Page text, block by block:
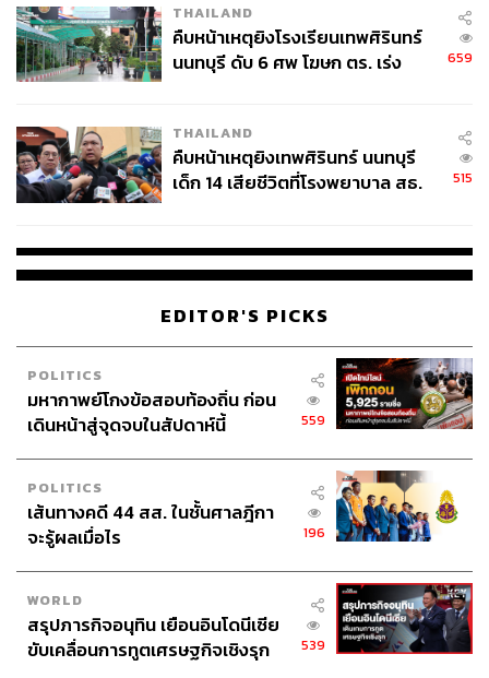
THAILAND
คืบหน้าเหตุยิงโรงเรียนเทพศิรินทร์
นนทบุรี ดับ 6 ศพ โฆษก ตร. เร่ง
659
THAILAND
คืบหน้าเหตุยิงเทพศิรินทร์ นนทบุรี
เด็ก 14 เสียชีวิตที่โรงพยาบาล สธ.
515
EDITOR'S PICKS
POLITICS
มหากาพย์โกงข้อสอบท้องถิ่น ก่อน
เดินหน้าสู่จุดจบในสัปดาห์นี้
559
POLITICS
เส้นทางคดี 44 สส. ในชั้นศาลฎีกา
จะรู้ผลเมื่อไร
196
WORLD
สรุปภารกิจอนุทิน เยือนอินโดนีเซีย
ขับเคลื่อนการทูตเศรษฐกิจเชิงรุก
539